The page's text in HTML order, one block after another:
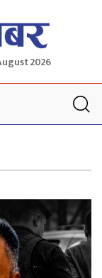
2026